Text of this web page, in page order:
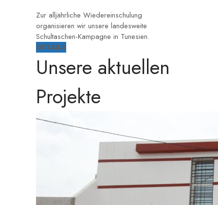
Zur alljährliche Wiedereinschulung
organisieren wir unsere landesweite
Schultaschen-Kampagne in Tunesien.
DETAILS
Unsere aktuellen
Projekte